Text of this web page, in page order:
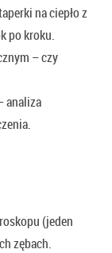
na ciepło z
po kroku.
– czy
analiza
(jeden
zębach.